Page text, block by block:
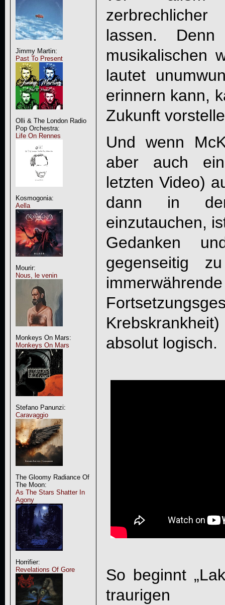
Jimmy Martin:
Past To Present
Olli & The London Radio
Pop Orchestra:
Life On Rennes
Kosmogonia:
Aella
Mourir:
Nous, le venin
Monkeys On Mars:
Monkeys On Mars
Stefano Panunzi:
Caravaggio
The Gloomy Radiance Of
The Moon:
As The Stars Shatter In
Agony
Horrifier:
Revelations Of Gore
lassen.
musikalischen
lautet
erinnern kann,
Zukunft
Und wenn
aber auch
letzten Video)
dann in
einzutauchen,
Gedanken
gegenseitig
immerwährende
absolut logisch.
So beginnt
traurigen